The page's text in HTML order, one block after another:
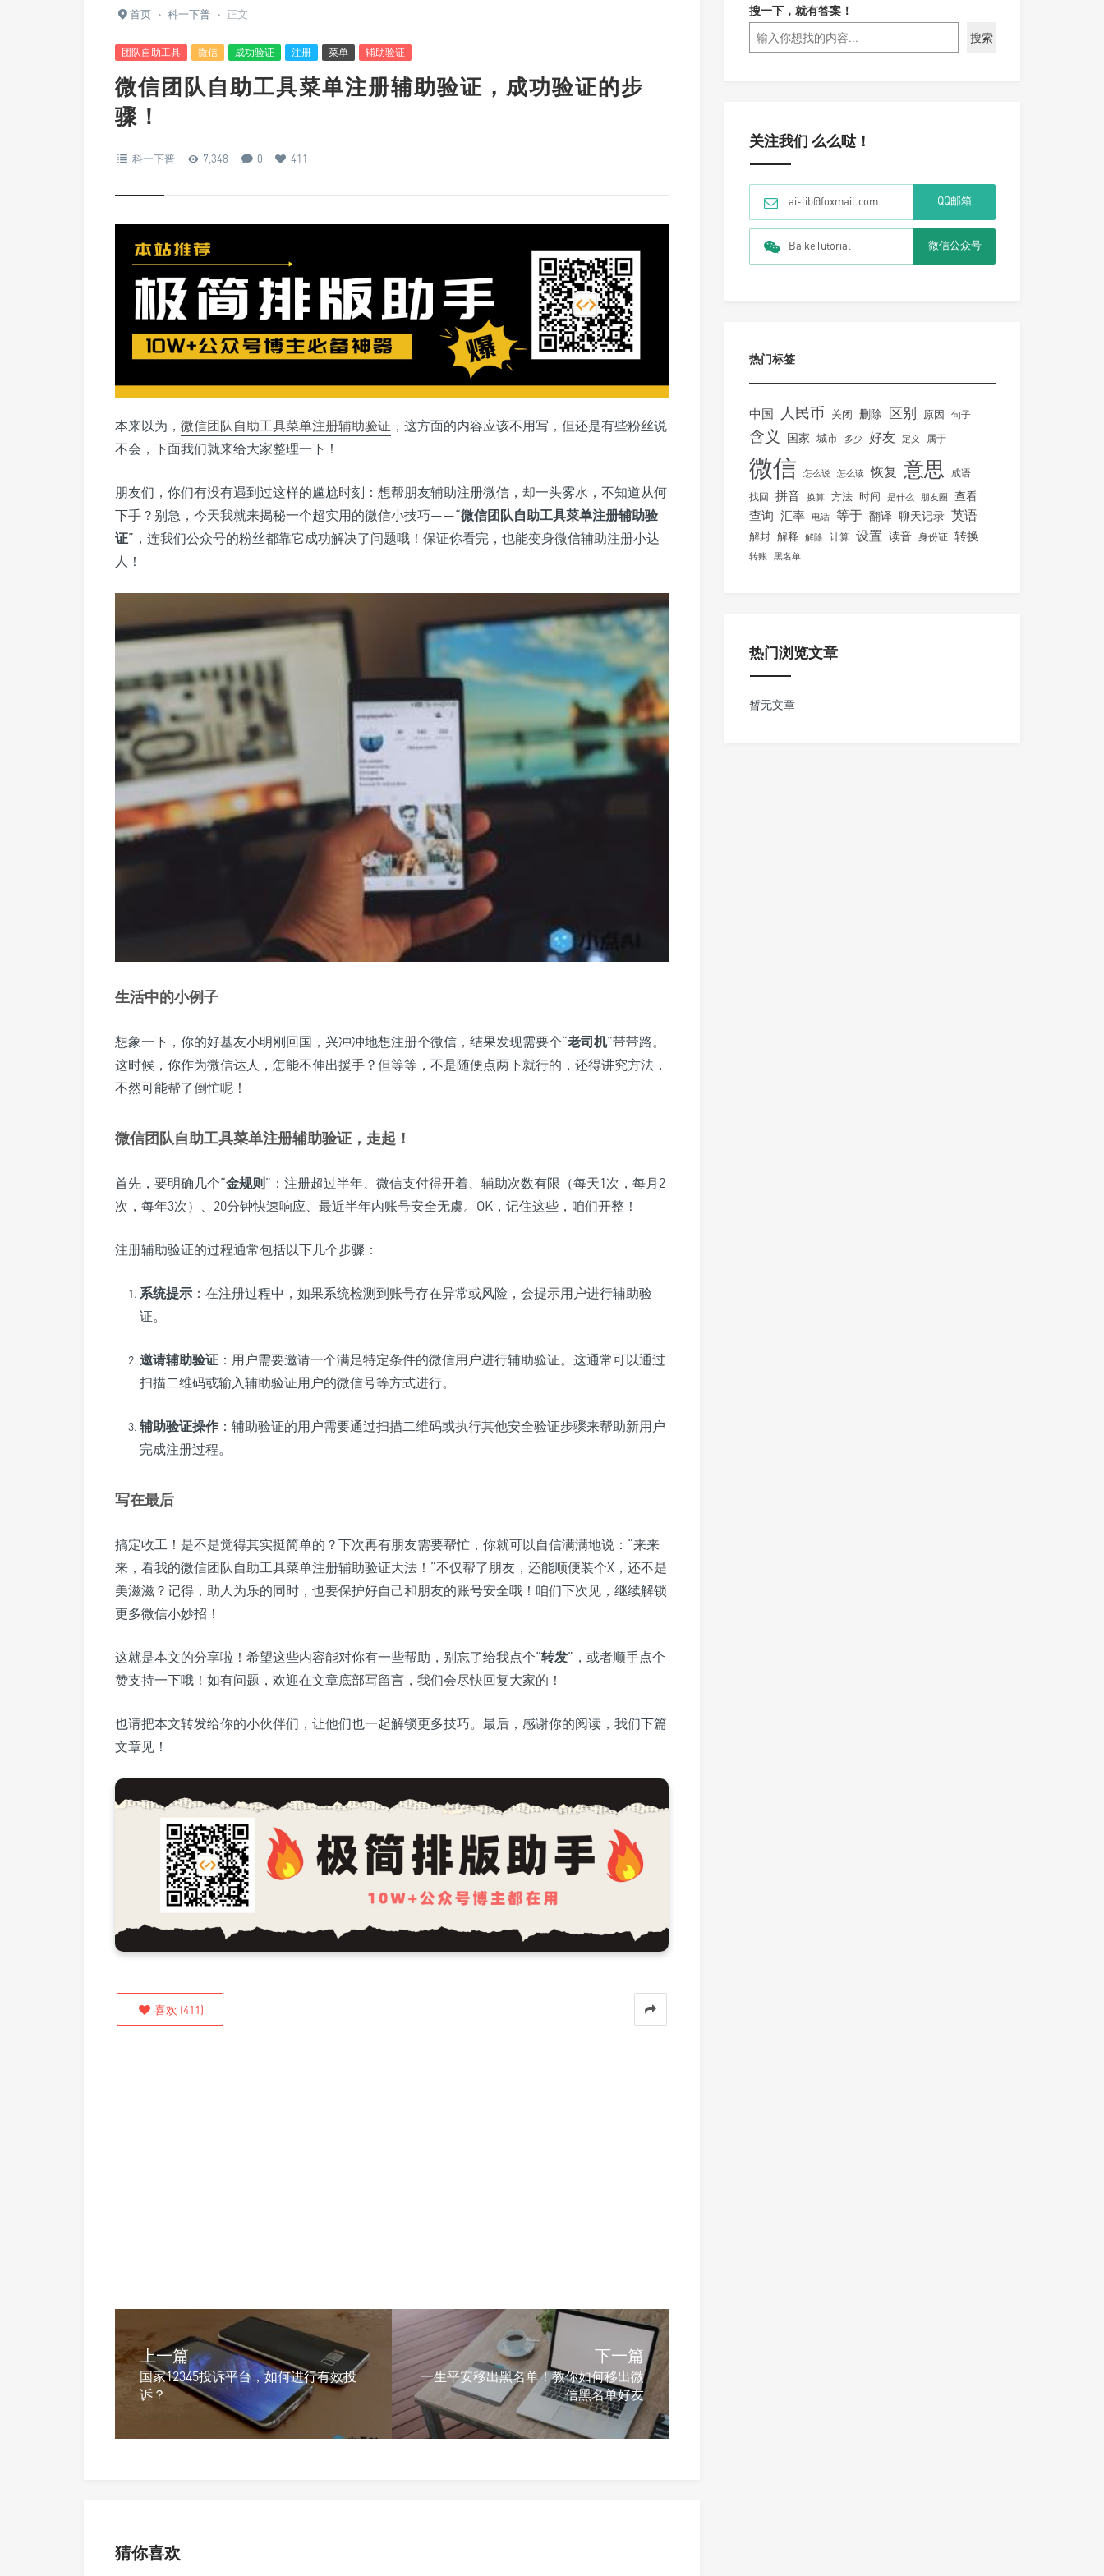
首页 › 科一下普 › 正文
团队自助工具 微信 成功验证 注册 菜单 辅助验证
微信团队自助工具菜单注册辅助验证，成功验证的步
骤！
科一下普 7,348 0 411
本来以为， 微信团队自助工具菜单注册辅助验证 ，这方面的内容应该不用写，但还是有些粉丝说
不会，下面我们就来给大家整理一下！
朋友们，你们有没有遇到过这样的尴尬时刻：想帮朋友辅助注册微信，却一头雾水，不知道从何
下手？别急，今天我就来揭秘一个超实用的微信小技巧——“微信团队自助工具菜单注册辅助验
证”，连我们公众号的粉丝都靠它成功解决了问题哦！保证你看完，也能变身微信辅助注册小达
人！
生活中的小例子
想象一下，你的好基友小明刚回国，兴冲冲地想注册个微信，结果发现需要个“老司机”带带路。
这时候，你作为微信达人，怎能不伸出援手？但等等，不是随便点两下就行的，还得讲究方法，
不然可能帮了倒忙呢！
微信团队自助工具菜单注册辅助验证，走起！
首先，要明确几个“金规则”：注册超过半年、微信支付得开着、辅助次数有限（每天1次，每月2
次，每年3次）、20分钟快速响应、最近半年内账号安全无虞。OK，记住这些，咱们开整！
注册辅助验证的过程通常包括以下几个步骤：
系统提示 ：在注册过程中，如果系统检测到账号存在异常或风险，会提示用户进行辅助验
证。
邀请辅助验证 ：用户需要邀请一个满足特定条件的微信用户进行辅助验证。这通常可以通过
扫描二维码或输入辅助验证用户的微信号等方式进行。
辅助验证操作 ：辅助验证的用户需要通过扫描二维码或执行其他安全验证步骤来帮助新用户
完成注册过程。
写在最后
搞定收工！是不是觉得其实挺简单的？下次再有朋友需要帮忙，你就可以自信满满地说：“来来
来，看我的微信团队自助工具菜单注册辅助验证大法！”不仅帮了朋友，还能顺便装个X，还不是
美滋滋？记得，助人为乐的同时，也要保护好自己和朋友的账号安全哦！咱们下次见，继续解锁
更多微信小妙招！
这就是本文的分享啦！希望这些内容能对你有一些帮助，别忘了给我点个“转发”，或者顺手点个
赞支持一下哦！如有问题，欢迎在文章底部写留言，我们会尽快回复大家的！
也请把本文转发给你的小伙伴们，让他们也一起解锁更多技巧。最后，感谢你的阅读，我们下篇
文章见！
喜欢 (411)
上一篇
国家12345投诉平台，如何进行有效投
诉？
下一篇
一生平安移出黑名单！教你如何移出微
信黑名单好友
猜你喜欢
搜一下，就有答案！
搜索
关注我们 么么哒！
ai-lib@foxmail.com QQ邮箱
BaikeTutorial 微信公众号
热门标签
中国 人民币 关闭 删除 区别 原因 句子
含义 国家 城市 多少 好友 定义 属于
微信 怎么说 怎么读 恢复 意思 成语
找回 拼音 换算 方法 时间 是什么 朋友圈 查看
查询 汇率 电话 等于 翻译 聊天记录 英语
解封 解释 解除 计算 设置 读音 身份证 转换
转账 黑名单
热门浏览文章
暂无文章